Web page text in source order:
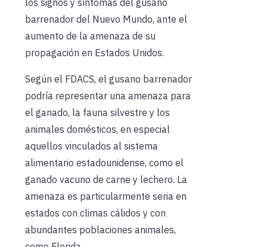
barrenador del Nuevo Mundo, ante el
aumento de la amenaza de su
propagación en Estados Unidos.
Según el FDACS, el gusano barrenador
podría representar una amenaza para
el ganado, la fauna silvestre y los
animales domésticos, en especial
aquellos vinculados al sistema
alimentario estadounidense, como el
ganado vacuno de carne y lechero. La
amenaza es particularmente seria en
estados con climas cálidos y con
abundantes poblaciones animales,